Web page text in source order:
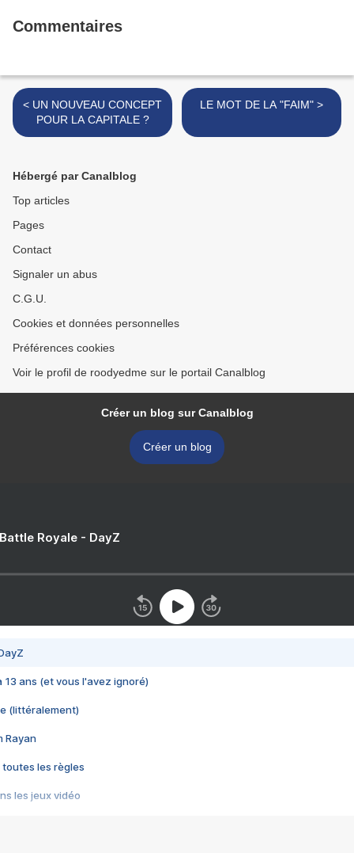
Commentaires
< UN NOUVEAU CONCEPT
POUR LA CAPITALE ?
LE MOT DE LA "FAIM" >
Hébergé par Canalblog
Top articles
Pages
Contact
Signaler un abus
C.G.U.
Cookies et données personnelles
Préférences cookies
Voir le profil de roodyedme sur le portail Canalblog
Créer un blog sur Canalblog
Créer un blog
Royale - DayZ
13 ans (et vous l'avez ignoré)
(littéralement)
Rayan
toutes les règles
les jeux vidéo